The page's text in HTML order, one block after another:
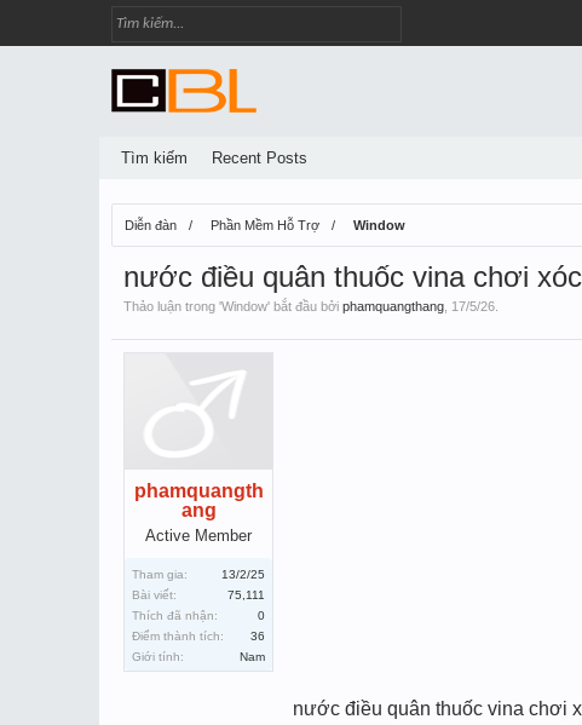
Diễn đàn Phần Mềm Hỗ Trợ Window
nước điều quân thuốc vina chơi
Thảo luận trong 'Window' bắt đầu bởi phamquangthang 17/5/26
phamquangth
ang
Active Member
Tham gia:
13/2/25
Bài viết:
75,111
Thích đã nhận:
0
Điểm thành tích:
36
Giới tính:
Nam
nước điều quân thuốc vina chơi
Tìm kiếm Recent Posts